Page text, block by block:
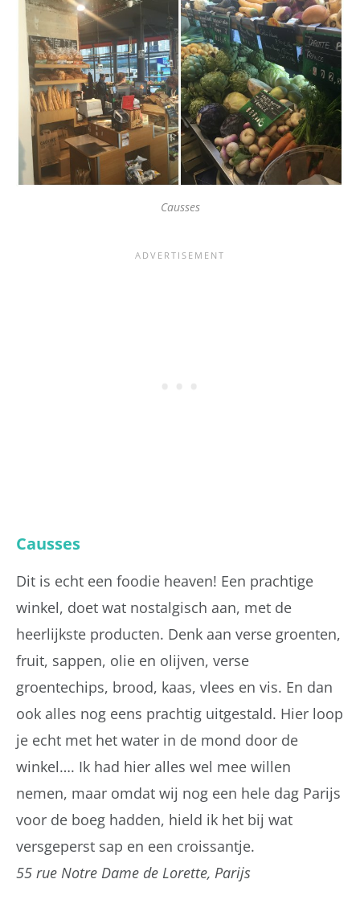
Causses
Causses
Dit is echt een foodie heaven! Een prachtige
winkel, doet wat nostalgisch aan, met de
heerlijkste producten. Denk aan verse groenten,
fruit, sappen, olie en olijven, verse
groentechips, brood, kaas, vlees en vis. En dan
ook alles nog eens prachtig uitgestald. Hier loop
je echt met het water in de mond door de
winkel…. Ik had hier alles wel mee willen
nemen, maar omdat wij nog een hele dag Parijs
voor de boeg hadden, hield ik het bij wat
versgeperst sap en een croissantje.
55 rue Notre Dame de Lorette, Parijs